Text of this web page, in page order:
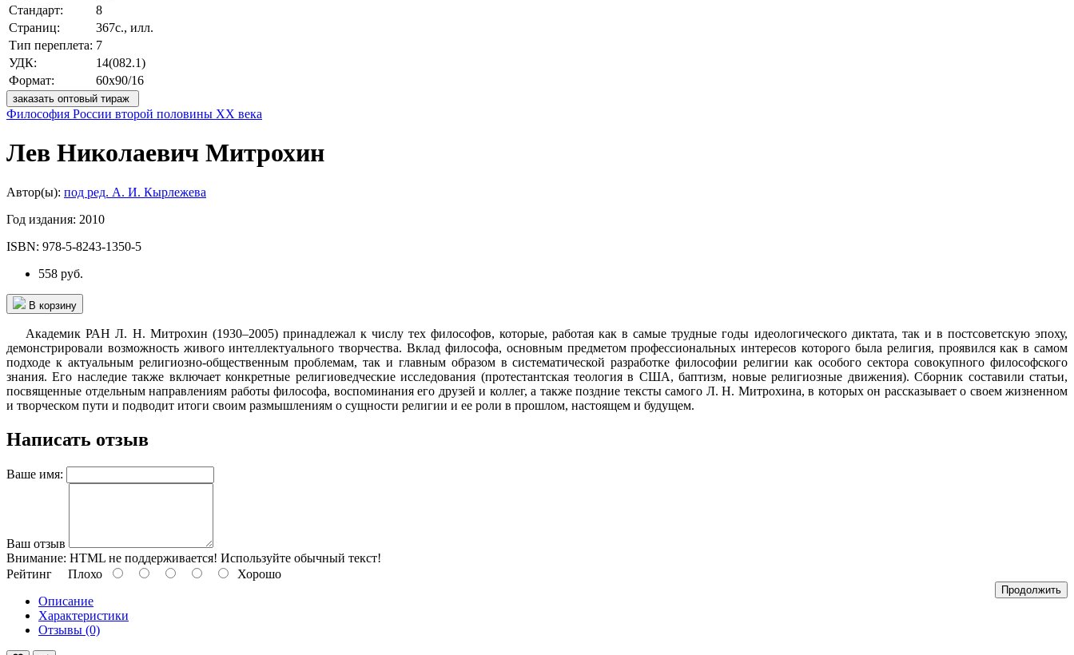
Стандарт:
8
Страниц:
367с., илл.
Тип переплета: 7
УДК:
14(082.1)
Формат:
60x90/16
заказать оптовый тираж
Философия России второй половины ХХ века
Лев Николаевич Митрохин
Автор(ы): под ред. А. И. Кырлежева
Год издания: 2010
ISBN: 978-5-8243-1350-5
558 руб.
В корзину
Академик РАН Л. Н. Митрохин (1930–2005) принадлежал к числу тех философов, которые, работая как в самые трудные годы идеологического диктата, так и в постсоветскую эпоху,
демонстрировали возможность живого интеллектуального творчества. Вклад философа, основным предметом профессиональных интересов которого была религия, проявился как в самом
подходе к актуальным религиозно-общественным проблемам, так и главным образом в систематической разработке философии религии как особого сектора совокупного философского
знания. Его наследие также включает конкретные религиоведческие исследования (протестантская теология в США, баптизм, новые религиозные движения). Сборник составили статьи,
посвященные отдельным направлениям работы философа, воспоминания его друзей и коллег, а также поздние тексты самого Л. Н. Митрохина, в которых он рассказывает о своем жизненном
и творческом пути и подводит итоги своим размышлениям о сущности религии и ее роли в прошлом, настоящем и будущем.
Написать отзыв
Ваше имя:
Ваш отзыв
Внимание: HTML не поддерживается! Используйте обычный текст!
Рейтинг Плохо Хорошо
Продолжить
Описание
Характеристики
Отзывы (0)